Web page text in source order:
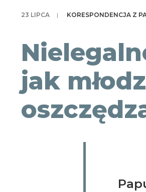
23 LIPCA | KORESPONDENCJA Z
jak